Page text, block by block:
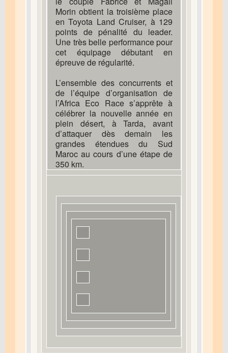
Morin obtient la troisième place
en Toyota Land Cruiser, à 129
points de pénalité du leader.
Une très belle performance pour
cet équipage débutant en
épreuve de régularité.
L’ensemble des concurrents et
de l’équipe d’organisation de
l’Africa Eco Race s’apprête à
célébrer la nouvelle année en
plein désert, à Tarda, avant
d’attaquer dès demain les
grandes étendues du Sud
Maroc au cours d’une étape de
350 km.